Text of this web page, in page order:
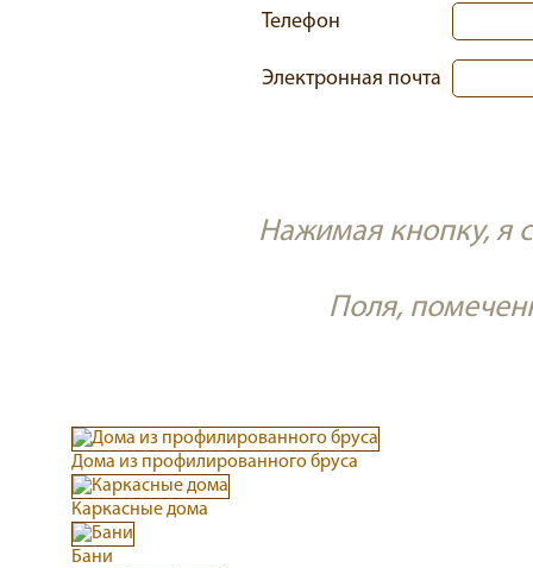
Телефон
Электронная почта
Нажимая кнопку, я
Поля,
Дома из профилированного бруса
Каркасные дома
Бани